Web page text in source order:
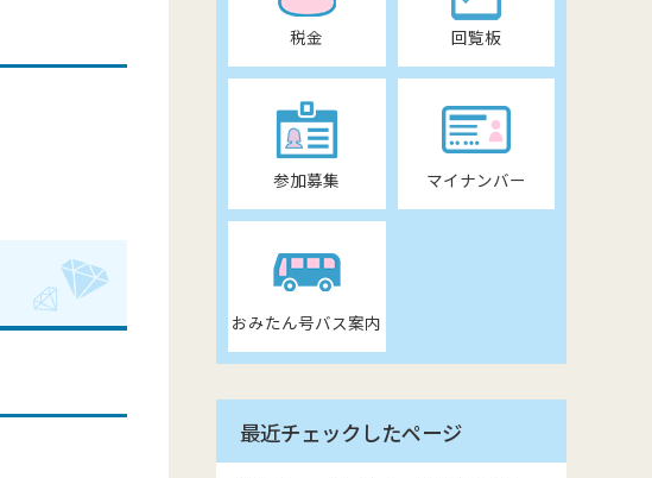
税金 回覧板
参加募集 マイナンバー
おみたん号バス案内
最近チェックしたページ